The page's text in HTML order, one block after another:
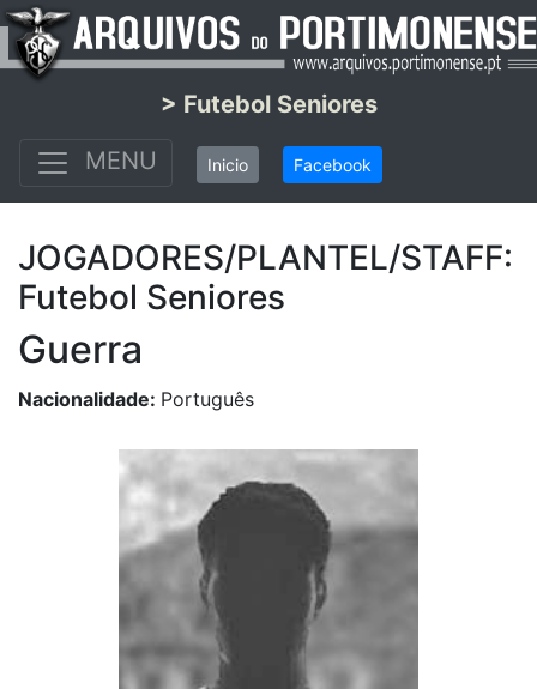
> Futebol Seniores
MENU
Inicio Facebook
JOGADORES/PLANTEL/STAFF:
Futebol Seniores
Guerra
Nacionalidade: Português